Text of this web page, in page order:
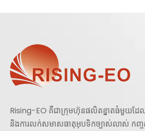
Rising-EO គឺជាក្រុមហ៊ុនផលិតខ្នាតធំមួយដែ
និងការលក់សមាសធាតុអុបទិកច្បាស់លាស់ កញ្